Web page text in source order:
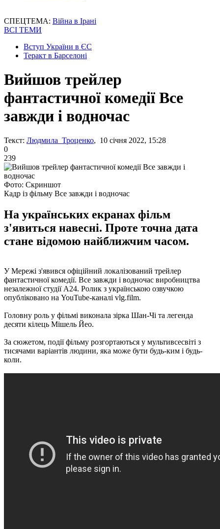
СПЕЦТЕМА: Війна в Ірані
ВСІ ТЕМИ
Вступ України в ЄС
Теракт в Барселоні
Вийшов трейлер
фантастичної комедії Все
завжди і водночас
Текст: Людмила Троценко, 10 січня 2022, 15:28
0
239
Фото: Скриншот
Кадр із фільму Все завжди і водночас
На українських екранах фільм
з'явиться навесні. Проте точна дата
стане відомою найближчим часом.
У Мережі з'явився офіційний локалізований трейлер
фантастичної комедії. Все завжди і водночас виробництва
незалежної студії А24. Ролик з українською озвучкою
опубліковано на YouTube-каналі vlg.film.
Головну роль у фільмі виконала зірка Шан-Чі та легенда
десяти кілець Мішель Йео.
За сюжетом, події фільму розгортаються у мультивсесвіті з
тисячами варіантів людини, яка може бути будь-ким і будь-
коли.